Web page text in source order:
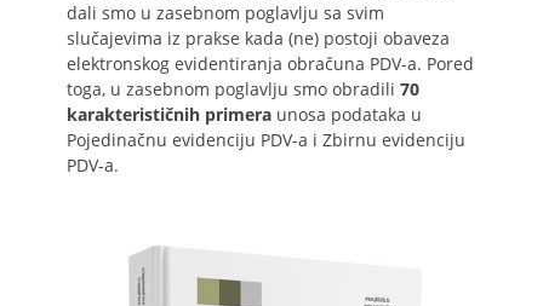
dali smo u zasebnom poglavlju sa svim
slučajevima iz prakse kada (ne) postoji obaveza
elektronskog evidentiranja obračuna PDV-a. Pored
toga, u zasebnom poglavlju smo obradili 70
karakterističnih primera unosa podataka u
Pojedinačnu evidenciju PDV-a i Zbirnu evidenciju
PDV-a.